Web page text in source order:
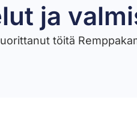
ja
töitä